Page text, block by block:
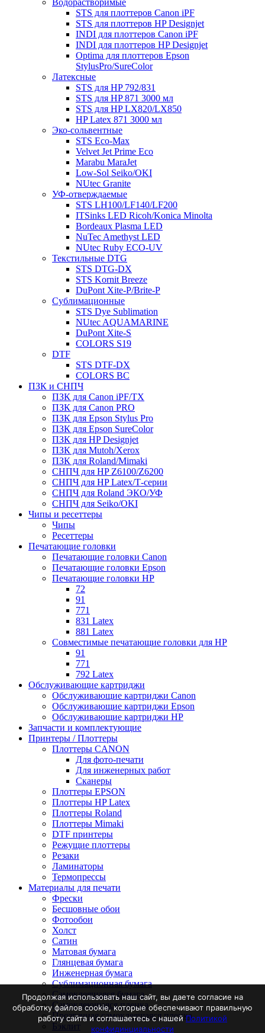
Продолжая использовать наш сайт, вы даете согласие на
обработку файлов cookie, которые обеспечивают правильную
работу сайта и соглашаетесь с нашейПолитикой
конфидинциальности
Водорастворимые
STS для плоттеров Canon iPF
STS для плоттеров HP Designjet
INDI для плоттеров Canon iPF
INDI для плоттеров HP Designjet
Optima для плоттеров Epson
StylusPro/SureColor
Латексные
STS для HP 792/831
STS для HP 871 3000 мл
STS для HP LX820/LX850
HP Latex 871 3000 мл
Эко-сольвентные
STS Eco-Max
Velvet Jet Prime Eco
Marabu MaraJet
Low-Sol Seiko/OKI
NUtec Granite
УФ-отверждаемые
STS LH100/LF140/LF200
ITSinks LED Ricoh/Konica Minolta
Bordeaux Plasma LED
NuTec Amethyst LED
NUtec Ruby ECO-UV
Текстильные DTG
STS DTG-DX
STS Kornit Breeze
DuPont Xite-P/Brite-P
Сублимационные
STS Dye Sublimation
NUtec AQUAMARINE
DuPont Xite-S
COLORS S19
DTF
STS DTF-DX
COLORS BC
ПЗК и СНПЧ
ПЗК для Canon iPF/TX
ПЗК для Canon PRO
ПЗК для Epson Stylus Pro
ПЗК для Epson SureColor
ПЗК для HP Designjet
ПЗК для Mutoh/Xerox
ПЗК для Roland/Mimaki
СНПЧ для HP Z6100/Z6200
СНПЧ для HP Latex/Т-cерии
СНПЧ для Roland ЭКО/УФ
СНПЧ для Seiko/OKI
Чипы и ресеттеры
Чипы
Ресеттеры
Печатающие головки
Печатающие головки Canon
Печатающие головки Epson
Печатающие головки HP
72
91
771
831 Latex
881 Latex
Совместимые печатающие головки для HP
91
771
792 Latex
Обслуживающие картриджи
Обслуживающие картриджи Canon
Обслуживающие картриджи Epson
Обслуживающие картриджи HP
Запчасти и комплектующие
Принтеры / Плоттеры
Плоттеры CANON
Для фото-печати
Для инженерных работ
Сканеры
Плоттеры EPSON
Плоттеры HP Latex
Плоттеры Roland
Плоттеры Mimaki
DTF принтеры
Режущие плоттеры
Резаки
Ламинаторы
Термопрессы
Материалы для печати
Фрески
Бесшовные обои
Фотообои
Холст
Сатин
Матовая бумага
Глянцевая бумага
Инженерная бумага
Сублимационная бумага
Самоклеящаяся бумага
Самоклеющаяся пленка
Прозрачная самоклеящаяся пленка
Бэклит